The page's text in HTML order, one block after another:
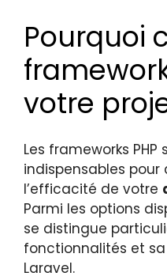
Pourquoi
votre
Les frameworks
indispensables
l’efficacité de votre
Parmi les options
se distingue
fonctionnalités et
Laravel.